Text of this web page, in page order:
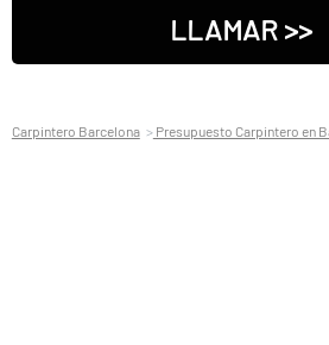
LLAMAR >>
Carpintero Barcelona Presupuesto Carpintero en